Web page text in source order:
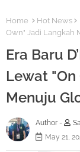
Home Hot News
Own" Jadi Langkah
Era Baru
Lewat "On
Menuju
Author -
May 21,